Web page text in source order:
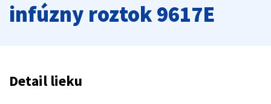
infúzny roztok 9617E
Detail lieku